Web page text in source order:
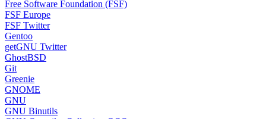
Free Software Foundation (FSF)
FSF Europe
FSF Twitter
Gentoo
getGNU Twitter
GhostBSD
Git
Greenie
GNOME
GNU
GNU Binutils